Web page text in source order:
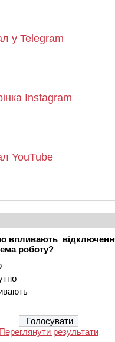
у Telegram
Instagram
YouTube
впливають
роботу?
Переглянути результати